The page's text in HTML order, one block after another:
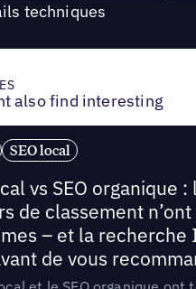
techniques
also find interesting
SEO local
vs SEO organique :
de classement
– et la recherche
de vous